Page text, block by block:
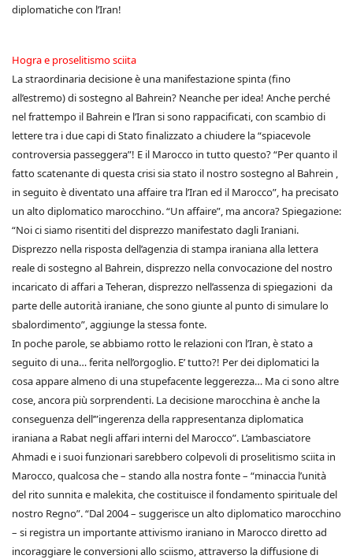
diplomatiche con l’Iran!
Hogra e proselitismo sciita
La straordinaria decisione è una manifestazione spinta (fino
all’estremo) di sostegno al Bahrein? Neanche per idea! Anche perché
nel frattempo il Bahrein e l’Iran si sono rappacificati, con scambio di
lettere tra i due capi di Stato finalizzato a chiudere la “spiacevole
controversia passeggera”! E il Marocco in tutto questo? “Per quanto il
fatto scatenante di questa crisi sia stato il nostro sostegno al Bahrein ,
in seguito è diventato una affaire tra l’Iran ed il Marocco”, ha precisato
un alto diplomatico marocchino. “Un affaire”, ma ancora? Spiegazione:
“Noi ci siamo risentiti del disprezzo manifestato dagli Iraniani.
Disprezzo nella risposta dell’agenzia di stampa iraniana alla lettera
reale di sostegno al Bahrein, disprezzo nella convocazione del nostro
incaricato di affari a Teheran, disprezzo nell’assenza di spiegazioni da
parte delle autorità iraniane, che sono giunte al punto di simulare lo
sbalordimento”, aggiunge la stessa fonte.
In poche parole, se abbiamo rotto le relazioni con l’Iran, è stato a
seguito di una… ferita nell’orgoglio. E’ tutto?! Per dei diplomatici la
cosa appare almeno di una stupefacente leggerezza… Ma ci sono altre
cose, ancora più sorprendenti. La decisione marocchina è anche la
conseguenza dell’”ingerenza della rappresentanza diplomatica
iraniana a Rabat negli affari interni del Marocco”. L’ambasciatore
Ahmadi e i suoi funzionari sarebbero colpevoli di proselitismo sciita in
Marocco, qualcosa che – stando alla nostra fonte – “minaccia l’unità
del rito sunnita e malekita, che costituisce il fondamento spirituale del
nostro Regno”. “Dal 2004 – suggerisce un alto diplomatico marocchino
– si registra un importante attivismo iraniano in Marocco diretto ad
incoraggiare le conversioni allo sciismo, attraverso la diffusione di